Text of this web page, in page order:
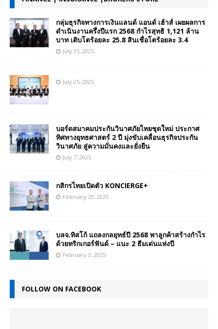
กลุ่มธุรกิจทางการเงินแลนด์ แอนด์ เฮ้าส์ เผยผลการ
ดำเนินงานครึ่งปีแรก 2568 กำไรสุทธิ 1,121 ล้าน
บาท เติบโตร้อยละ 25.8 สินเชื่อโตร้อยละ 3.4
July 25, 2025
July 25, 2025
บอร์ดสมาคมประกันวินาศภัยไทยชุดใหม่ ประกาศ
ทิศทางยุทธศาสตร์ 2 ปี มุ่งขับเคลื่อนธุรกิจประกัน
วินาศภัย สู่ความมั่นคงและยั่งยืน
July 7, 2025
กสิกรไทยเปิดตัว KONCIERGE+
February 20, 2025
บลจ.ทิสโก้ แถลงกลยุทธ์ปี 2568 พาลูกค้าสร้างกำไร
ด้วยทริกเกอร์ฟันด์ – แนะ 2 ธีมเด่นแห่งปี
February 3, 2025
FOLLOW ON FACEBOOK